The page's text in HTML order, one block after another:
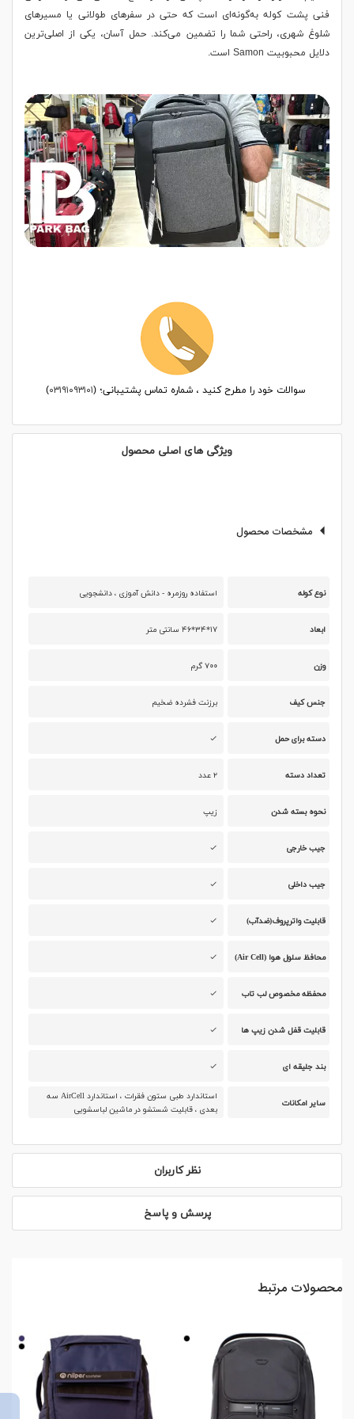
فنی پشت کوله به‌گونه‌ای است که حتی در سفرهای طولانی یا مسیرهای
شلوغ شهری، راحتی شما را تضمین می‌کند. حمل آسان، یکی از اصلی‌ترین
دلایل محبوبیت Samon است.
سوالات خود را مطرح کنید ، شماره تماس پشتیبانی؛ ( ۰۳۱۹۱۰۹۳۱۰۱)
ویژگی های اصلی محصول
مشخصات محصول
نوع کوله استفاده روزمره - دانش آموزی ، دانشجویی
ابعاد ۱۷*۳۴*۴۶ سانتی متر
وزن ۷۰۰ گرم
جنس کیف برزنت فشرده ضخیم
دسته برای حمل
تعداد دسته
نحوه بسته شدن زیپ
جیب خارجی
جیب داخلی
قابلیت واترپروف(ضدآب)
محافظ سلول هوا (Air Cell)
محفظه مخصوص لب تاب
قابلیت قفل شدن زیپ ها
بند جلیقه ای
سایر امکانات
استاندارد طبی ستون فقرات ، استاندارد AirCell سه
بعدی ، قابلیت شستشو در ماشین لباسشویی
نظر کاربران
پرسش و پاسخ
محصولات مرتبط